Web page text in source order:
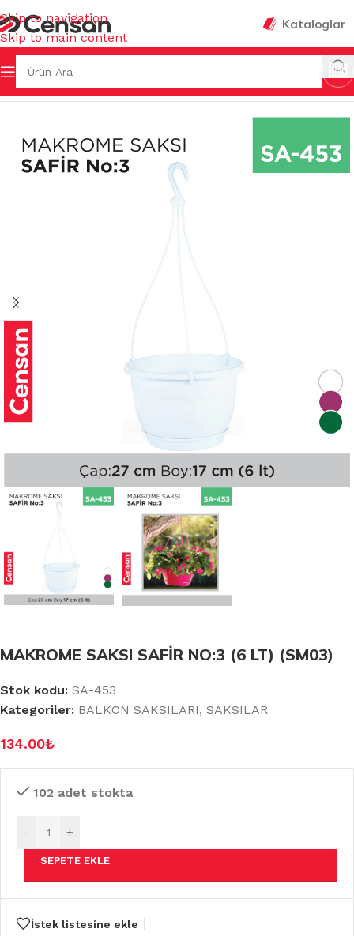
Skip to navigation
Skip to main content
Kataloglar
Ana Sayfa
MAKROME SAKSI SAFİR NO:3 (6 LT) (SM03)
Stok kodu: SA-453
Kategoriler: BALKON SAKSILARI, SAKSILAR
134.00₺
102 adet stokta
- +
SEPETE EKLE
İstek listesine ekle